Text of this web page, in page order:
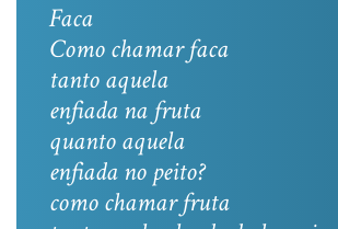
Faca
Como chamar faca
tanto aquela
enfiada na fruta
quanto aquela
enfiada no peito?
como chamar fruta